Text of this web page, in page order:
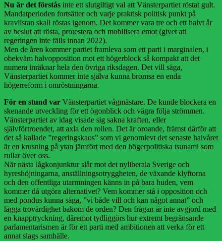
Nu är det förstås inte ett slutgiltigt val att Vänsterpartiet röstat gult.
Mandatperioden fortsätter och varje praktisk politisk punkt på
kravlistan skall röstas igenom. Det kommer vara tre och ett halvt år
av beslut att rösta, protestera och mobilisera emot (givet att
regeringen inte fälls innan 2022).
Men de åren kommer partiet framleva som ett parti i marginalen, i
obekväm halvopposition mot ett högerblock så kompakt att det
numera inräknar hela den övriga riksdagen. Det vill säga,
Vänsterpartiet kommer inte själva kunna bromsa en enda
högerreform i omröstningarna.
För en stund var Vänsterpartiet vågmästare. De kunde blockera en
skenande utveckling för ett ögonblick och vägra följa strömmen.
Vänsterpartiet av idag visade sig sakna kraften, eller
självförtroendet, att axla den rollen. Det är oroande, främst därför att
det så kallade ”regeringskaos” som vi genomlevt det senaste halvåret
är en krusning på ytan jämfört med den högerpolitiska tsunami som
rullar över oss.
När nästa lågkonjunktur slår mot det nyliberala Sverige och
hyreshöjningarna, anställningsotryggheten, de växande klyftorna
och den offentliga utarmningen känns in på bara huden, vem
kommer då utgöra alternativet? Vem kommer stå i opposition och
med pondus kunna säga, ”vi både vill och kan något annat” och
lägga trovärdighet bakom de orden? Den frågan är inte avgjord med
en knapptryckning, däremot tydliggörs hur extremt begränsande
parlamentarismen är för ett parti med ambitionen att verka för ett
annat slags samhälle.